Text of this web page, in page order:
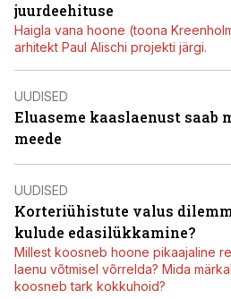
juurdeehituse
Haigla vana hoone (toona
arhitekt Paul Alischi projekti järgi.
UUDISED
Eluaseme kaaslaenust saab
meede
UUDISED
Korteriühistute valus
kulude edasilükkamine?
Millest koosneb hoone pikaajaline
laenu võtmisel võrrelda? Mida
koosneb tark kokkuhoid?